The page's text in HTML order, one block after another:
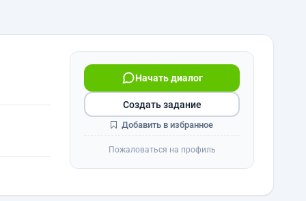
Начать диалог
Создать задание
Добавить в избранное
Пожаловаться на профиль